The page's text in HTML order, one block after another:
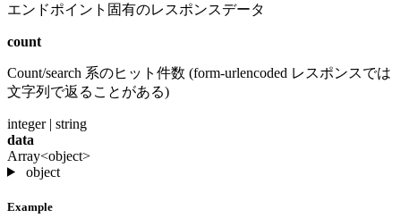
エンドポイント固有のレスポンスデータ
count
Count/search 系のヒット件数 (form-urlencoded レスポンスでは
文字列で返ることがある)
integer | string
data
Array<object>
object
Example